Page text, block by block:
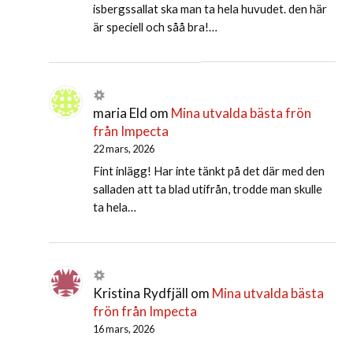
isbergssallat ska man ta hela huvudet. den här
är speciell och såå bra!…
maria Eld om Mina utvalda bästa frön
från Impecta
22 mars, 2026
Fint inlägg! Har inte tänkt på det där med den
salladen att ta blad utifrån, trodde man skulle
ta hela…
Kristina Rydfjäll om Mina utvalda bästa
frön från Impecta
16 mars, 2026